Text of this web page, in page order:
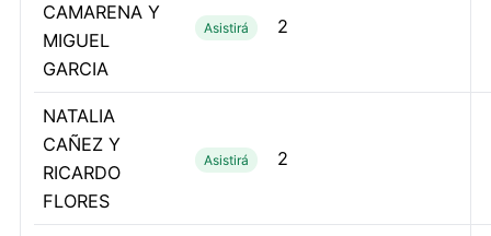
CAMARENA Y
MIGUEL
GARCIA
Asistirá 2
NATALIA
CAÑEZ Y
RICARDO
FLORES
Asistirá 2